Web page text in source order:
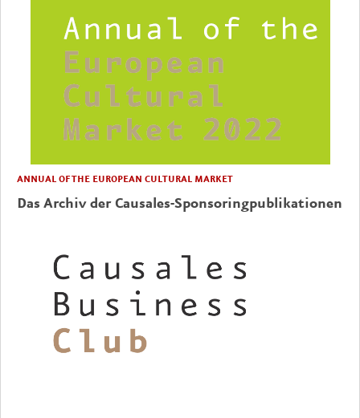
ANNUAL OF THE EUROPEAN CULTURAL MARKET
Das Archiv der Causales-Sponsoringpublikationen